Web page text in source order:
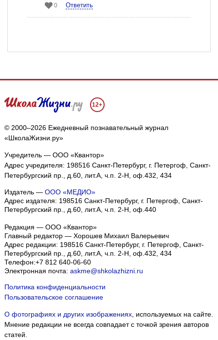
0 Ответить
12+
© 2000–2026 Ежедневный познавательный журнал
«ШколаЖизни.ру»
Учредитель — ООО «Квантор»
Адрес учредителя: 198516 Санкт-Петербург, г. Петергоф, Санкт-
Петербургский пр., д.60, лит.А, ч.п. 2-Н, оф.432, 434
Издатель — ООО «МЕДИО»
Адрес издателя: 198516 Санкт-Петербург, г. Петергоф, Санкт-
Петербургский пр., д.60, лит.А, ч.п. 2-Н, оф.440
Редакция — ООО «Квантор»
Главный редактор — Хорошев Михаил Валерьевич
Адрес редакции: 198516 Санкт-Петербург, г. Петергоф Санкт-
Петербургский пр., д.60, лит.А, ч.п. 2-Н, оф.432, 434
Телефон:+7 812 640-06-60
Электронная почта: askme@shkolazhizni.ru
Политика конфиденциальности
Пользовательское соглашение
О фотографиях и других изображениях, используемых на сайте.
Мнение редакции не всегда совпадает с точкой зрения авторов
статей.